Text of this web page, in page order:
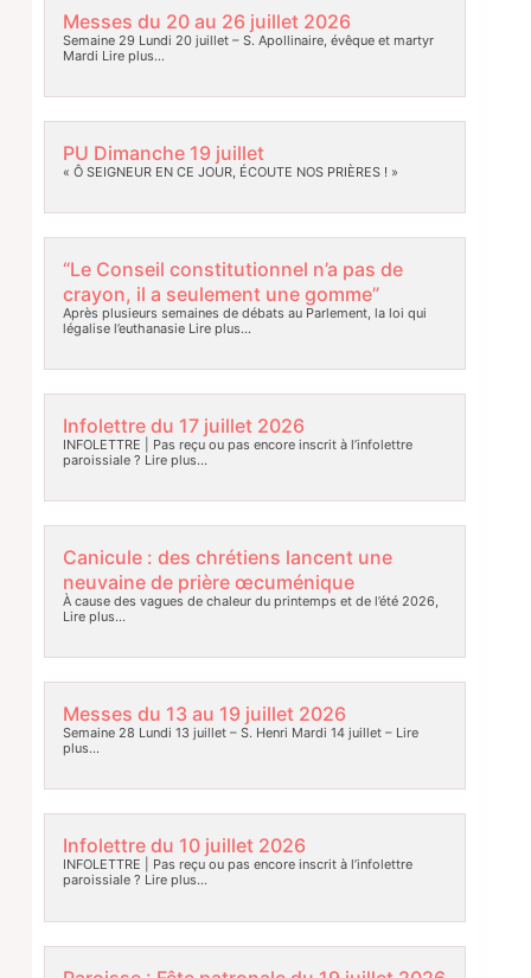
Messes du 20 au 26 juillet 2026
Semaine 29 Lundi 20 juillet – S. Apollinaire, évêque et martyr
Mardi Lire plus…
PU Dimanche 19 juillet
« Ô SEIGNEUR EN CE JOUR, ÉCOUTE NOS PRIÈRES ! »
“Le Conseil constitutionnel n’a pas de
crayon, il a seulement une gomme”
Après plusieurs semaines de débats au Parlement, la loi qui
légalise l’euthanasieLire plus…
Infolettre du 17 juillet 2026
INFOLETTRE | Pas reçu ou pas encore inscrit à l’infolettre
paroissiale ? Lire plus…
Canicule : des chrétiens lancent une
neuvaine de prière œcuménique
À cause des vagues de chaleur du printemps et de l’été 2026,
Lire plus…
Messes du 13 au 19 juillet 2026
Semaine 28 Lundi 13 juillet – S. Henri Mardi 14 juillet –Lire
plus…
Infolettre du 10 juillet 2026
INFOLETTRE | Pas reçu ou pas encore inscrit à l’infolettre
paroissiale ? Lire plus…